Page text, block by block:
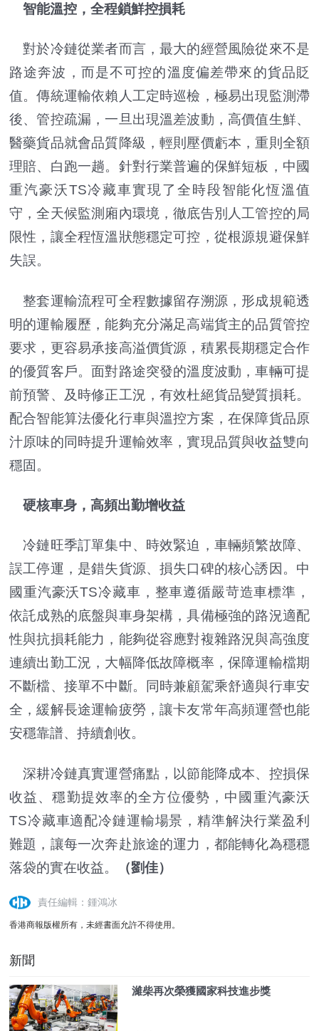
智能溫控，全程鎖鮮控損耗
對於冷鏈從業者而言，最大的經營風險從來不是
路途奔波，而是不可控的溫度偏差帶來的貨品貶
值。傳統運輸依賴人工定時巡檢，極易出現監測滯
後、管控疏漏，一旦出現溫差波動，高價值生鮮、
醫藥貨品就會品質降級，輕則壓價虧本，重則全額
理賠、白跑一趟。針對行業普遍的保鮮短板，中國
重汽豪沃TS冷藏車實現了全時段智能化恆溫值
守，全天候監測廂內環境，徹底告別人工管控的局
限性，讓全程恆溫狀態穩定可控，從根源規避保鮮
失誤。
整套運輸流程可全程數據留存溯源，形成規範透
明的運輸履歷，能夠充分滿足高端貨主的品質管控
要求，更容易承接高溢價貨源，積累長期穩定合作
的優質客戶。面對路途突發的溫度波動，車輛可提
前預警、及時修正工況，有效杜絕貨品變質損耗。
配合智能算法優化行車與溫控方案，在保障貨品原
汁原味的同時提升運輸效率，實現品質與收益雙向
穩固。
硬核車身，高頻出勤增收益
冷鏈旺季訂單集中、時效緊迫，車輛頻繁故障、
誤工停運，是錯失貨源、損失口碑的核心誘因。中
國重汽豪沃TS冷藏車，整車遵循嚴苛造車標準，
依託成熟的底盤與車身架構，具備極強的路況適配
性與抗損耗能力，能夠從容應對複雜路況與高強度
連續出勤工況，大幅降低故障概率，保障運輸檔期
不斷檔、接單不中斷。同時兼顧駕乘舒適與行車安
全，緩解長途運輸疲勞，讓卡友常年高頻運營也能
安穩靠譜、持續創收。
深耕冷鏈真實運營痛點，以節能降成本、控損保
收益、穩勤提效率的全方位優勢，中國重汽豪沃
TS冷藏車適配冷鏈運輸場景，精準解決行業盈利
難題，讓每一次奔赴旅途的運力，都能轉化為穩穩
落袋的實在收益。
（劉佳）
責任編輯：鍾鴻冰
香港商報版權所有，未經書面允許不得使用。
新聞
濰柴再次榮獲國家科技進步獎